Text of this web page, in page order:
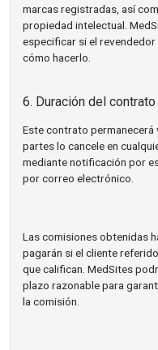
marcas registradas, así
propiedad intelectual.
especificar si el
cómo hacerlo.
6. Duración del contrato
Este contrato permanecerá
partes lo cancele en
mediante notificación por
por correo electrónico.
Las comisiones obtenidas
pagarán si el cliente
que califican. MedSites
plazo razonable para
la comisión.